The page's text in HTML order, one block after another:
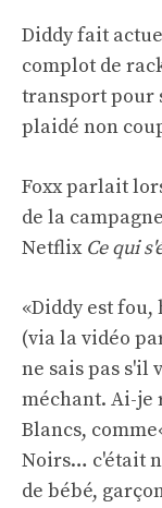
Diddy fait
complot de
transport pour
plaidé non
Foxx parlait
de la
Netflix Ce qui
«Diddy est fou,
(via la vidéo
ne sais pas s'il
méchant. Ai-je
Blancs,
Noirs… c'était
de bébé,